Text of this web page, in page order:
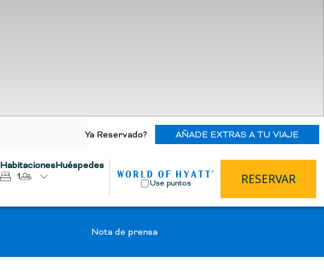
Ya Reservado? AÑADE EXTRAS A TU VIAJE
HabitacionesHuéspedes
1
Use puntos RESERVAR
Nota de prensa